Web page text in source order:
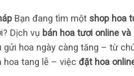
Bạn đang tìm một shop hoa
Dịch vụ bán hoa tươi online
hoa ngày càng tăng – từ
hoa tang lễ – việc đặt hoa